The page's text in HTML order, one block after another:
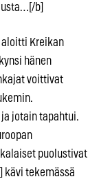
b]
aloitti Kreikan
hänen
voittivat
jotain tapahtui.
puolustivat
kävi tekemässä